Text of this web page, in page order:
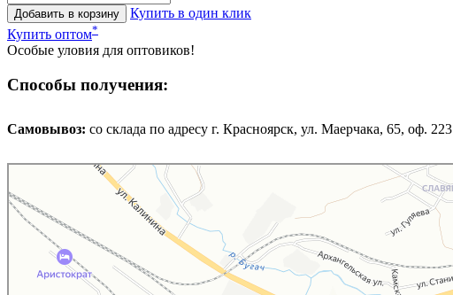
Добавить в корзину
Купить в один клик
Купить оптом*
Особые уловия для оптовиков!
Способы получения:
Самовывоз: cо склада по адресу г. Красноярск, ул. Маерчака, 65, оф. 223 ​